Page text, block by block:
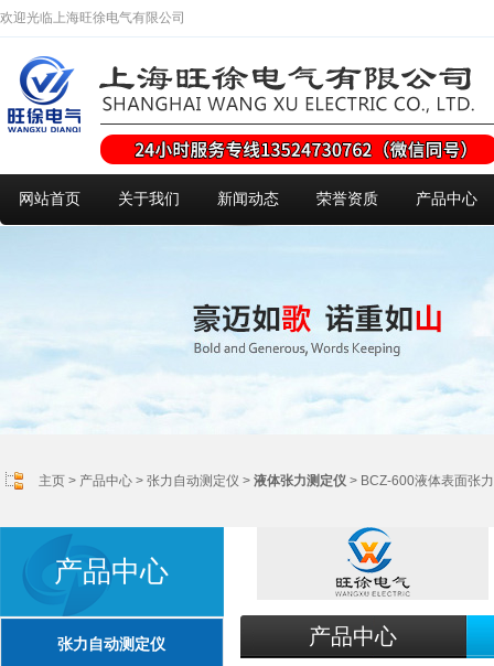
欢迎光临上海旺徐电气有限公司
网站首页 关于我们 新闻动态 荣誉资质 产品中心
主页 > 产品中心 > 张力自动测定仪 > 液体张力测定仪 > BCZ-600液体表面张
产品中心
张力自动测定仪 产品中心